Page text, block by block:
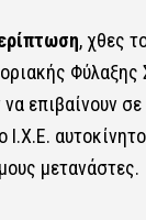
, χθες
επιβαίνουν
μετανάστες.